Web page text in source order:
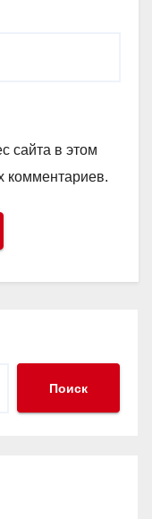
сайта в этом
комментариев.
Поиск